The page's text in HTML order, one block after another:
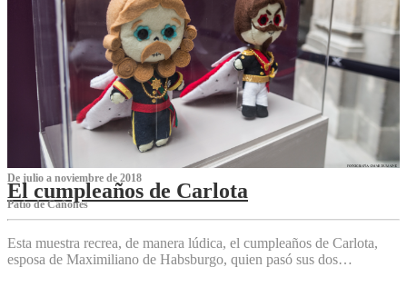
De julio a noviembre de 2018
El cumpleaños de Carlota
Patio de Cañones
Esta muestra recrea, de manera lúdica, el cumpleaños de Carlota,
esposa de Maximiliano de Habsburgo, quien pasó sus dos…